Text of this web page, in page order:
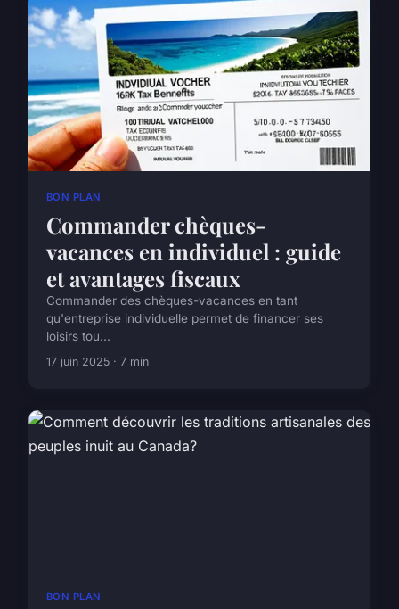
BON PLAN
Commander chèques-
vacances en individuel : guide
et avantages fiscaux
Commander des chèques-vacances en tant
qu'entreprise individuelle permet de financer ses
loisirs tou...
17 juin 2025 · 7 min
BON PLAN